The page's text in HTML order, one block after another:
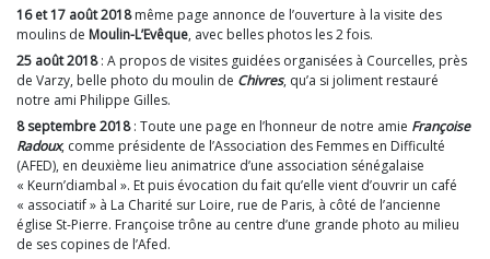
16 et 17 août 2018même page annonce de l’ouverture à la visite des
moulins de Moulin-L’Evêque, avec belles photos les 2 fois.
25 août 2018: A propos de visites guidées organisées à Courcelles, près
de Varzy, belle photo du moulin de Chivres, qu’a si joliment restauré
notre ami Philippe Gilles.
8 septembre 2018: Toute une page en l’honneur de notre amie Françoise
Radoux, comme présidente de l’Association des Femmes en Difficulté
(AFED), en deuxième lieu animatrice d’une association sénégalaise
« Keurn’diambal ». Et puis évocation du fait qu’elle vient d’ouvrir un café
« associatif » à La Charité sur Loire, rue de Paris, à côté de l’ancienne
église St-Pierre. Françoise trône au centre d’une grande photo au milieu
de ses copines de l’Afed.